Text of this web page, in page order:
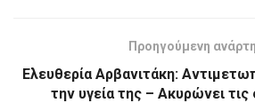
Προηγούμενη
Ελευθερία Αρβανιτάκη:
την υγεία της – Ακυρώνει τις